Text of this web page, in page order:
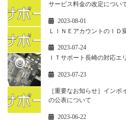
サービス料金の改定につい
2023-08-01
ＬＩＮＥアカウントのＩＤ
2023-07-24
ＩＴサポート長崎の対応エ
2023-07-23
［重要なお知らせ］インボ
の公表について
2023-06-22